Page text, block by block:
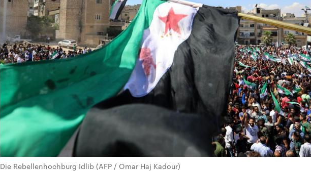
Die Rebellenhochburg Idlib (AFP / Omar Haj Kadour)